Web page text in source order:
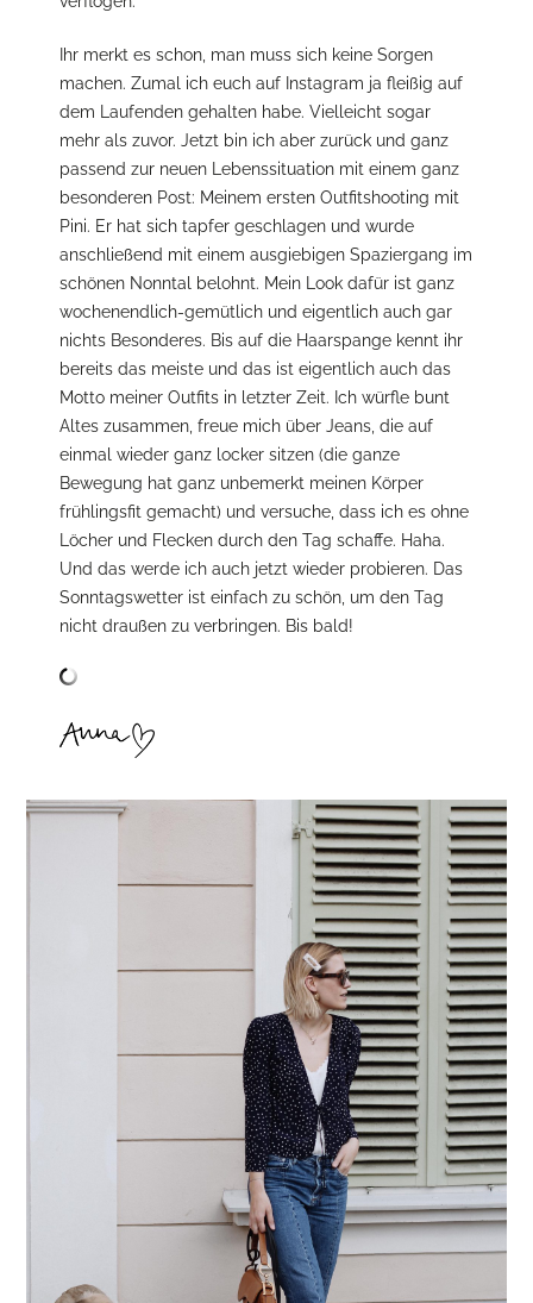
Ihr merkt es schon, man muss sich keine Sorgen
machen. Zumal ich euch auf Instagram ja fleißig auf
dem Laufenden gehalten habe. Vielleicht sogar
mehr als zuvor. Jetzt bin ich aber zurück und ganz
passend zur neuen Lebenssituation mit einem ganz
besonderen Post: Meinem ersten Outfitshooting mit
Pini. Er hat sich tapfer geschlagen und wurde
anschließend mit einem ausgiebigen Spaziergang im
schönen Nonntal belohnt. Mein Look dafür ist ganz
wochenendlich-gemütlich und eigentlich auch gar
nichts Besonderes. Bis auf die Haarspange kennt ihr
bereits das meiste und das ist eigentlich auch das
Motto meiner Outfits in letzter Zeit. Ich würfle bunt
Altes zusammen, freue mich über Jeans, die auf
einmal wieder ganz locker sitzen (die ganze
Bewegung hat ganz unbemerkt meinen Körper
frühlingsfit gemacht) und versuche, dass ich es ohne
Löcher und Flecken durch den Tag schaffe. Haha.
Und das werde ich auch jetzt wieder probieren. Das
Sonntagswetter ist einfach zu schön, um den Tag
nicht draußen zu verbringen. Bis bald!